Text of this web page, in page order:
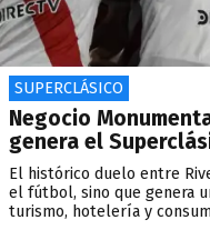
SUPERCLÁSICO
Negocio
genera el
El histórico duelo entre
el fútbol, sino que genera
turismo, hotelería y